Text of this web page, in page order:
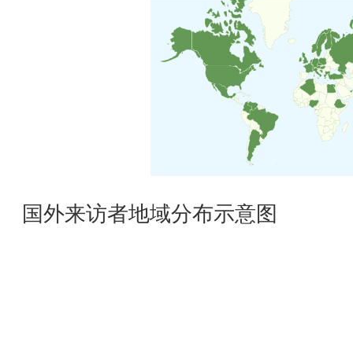
国外来访者地域分布示意图